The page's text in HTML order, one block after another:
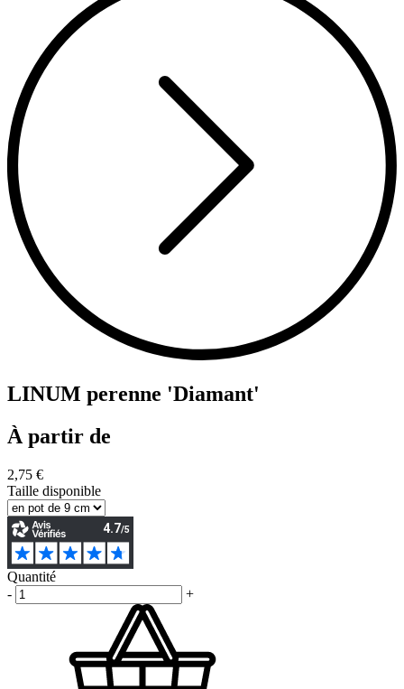
LINUM perenne 'Diamant'
À partir de
2,75 €
Taille disponible
Quantité
-
+